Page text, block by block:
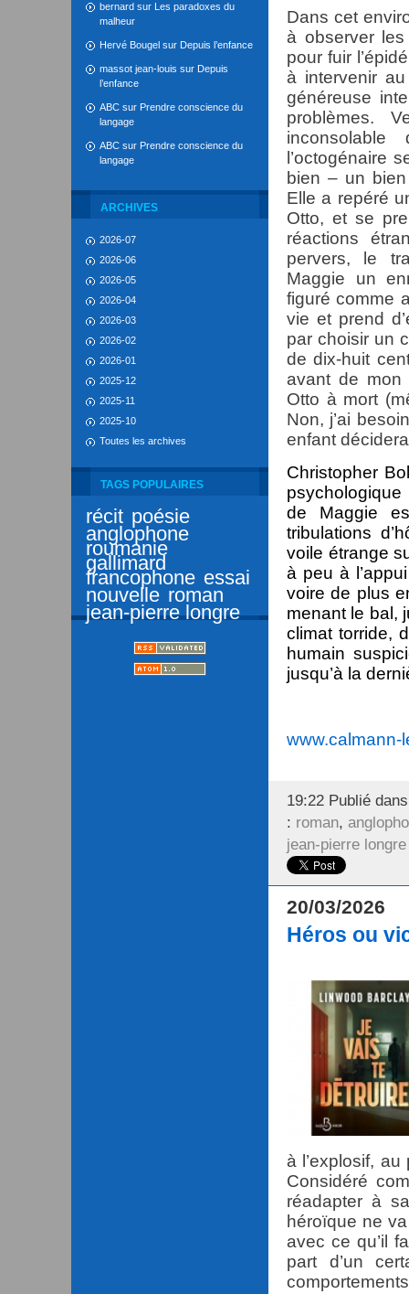
bernard sur Les paradoxes du
malheur
Hervé Bougel sur Depuis l’enfance
massot jean-louis sur Depuis
l’enfance
ABC sur Prendre conscience du
langage
ABC sur Prendre conscience du
langage
ARCHIVES
2026-07
2026-06
2026-05
2026-04
2026-03
2026-02
2026-01
2025-12
2025-11
2025-10
Toutes les archives
TAGS POPULAIRES
récit poésie
anglophone
roumanie
gallimard
francophone essai
nouvelle roman
jean-pierre longre
Dans cet
à observer
pour fuir
à intervenir
généreuse
problèmes.
l’octogénaire
bien – un
Elle a repéré
Otto, et se
réactions
pervers, le
Maggie un
figuré comme
vie et prend
par choisir un
de dix-huit
avant de mon
Otto à mort
Non, j’ai
enfant
Christopher
de Maggie
tribulations
voile étrange
à peu à
voire de plus
menant le bal,
climat torride,
humain
jusqu’à la
www.calmann-
19:22 Publié
: roman,
jean-pierre longre
20/03/2026
Héros ou
à l’explosif,
Considéré
réadapter à
héroïque ne
avec ce qu’il
part d’un